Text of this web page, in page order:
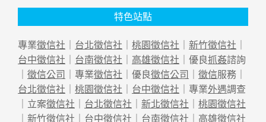
特色站點
專業徵信社 ｜ 台北徵信社 ｜ 桃園徵信社 ｜ 新竹徵信社 ｜
台中徵信社 ｜ 台南徵信社 ｜ 高雄徵信社 ｜優良抓姦諮詢
｜ 徵信公司 ｜專業徵信社 ｜優良徵信公司 ｜ 徵信服務｜
台北徵信社 ｜ 桃園徵信社 ｜ 台中徵信社 ｜專業外遇調查
｜立案徵信社 ｜ 台北徵信社 ｜ 新北徵信社 ｜ 桃園徵信社
｜ 新竹徵信社 ｜ 台中徵信社 ｜ 台南徵信社 ｜ 高雄徵信社